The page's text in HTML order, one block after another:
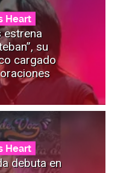
Heart
estrena
su
cargado
Heart
debuta en